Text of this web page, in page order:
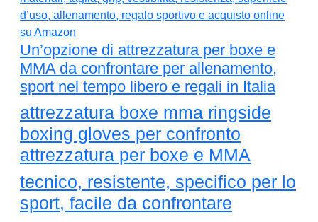
Un’opzione di attrezzatura per boxe e
MMA da confrontare per allenamento,
sport nel tempo libero e regali in Italia
attrezzatura boxe mma ringside
boxing gloves per confronto
attrezzatura per boxe e MMA
tecnico, resistente, specifico per lo
sport, facile da confrontare